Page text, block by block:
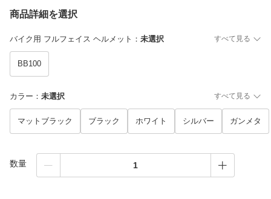
商品詳細を選択
バイク用 フルフェイス ヘルメット ： 未選択 すべて見る
BB100
カラー ： 未選択 すべて見る
マットブラック ブラック ホワイト シルバー ガンメタ
数量